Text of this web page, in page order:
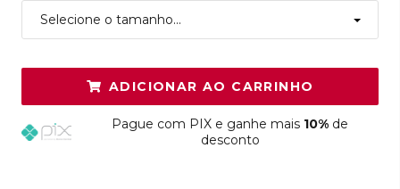
Selecione o tamanho...
ADICIONAR AO CARRINHO
Pague com PIX e ganhe mais 10% de
desconto